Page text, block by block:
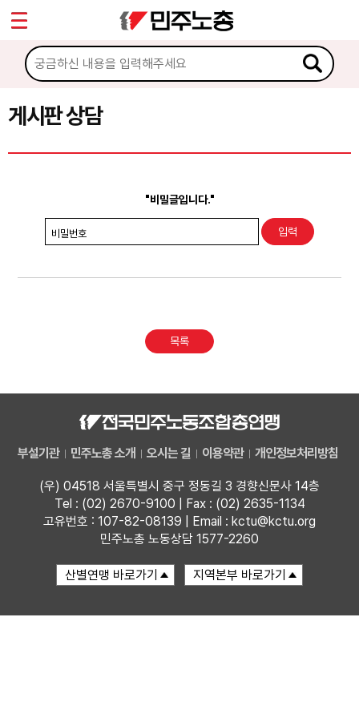
게시판 상담
"비밀글입니다."
비밀번호
목록
부설기관 민주노총 소개 오시는 길 이용약관 개인정보처리방침
(우) 04518 서울특별시 중구 정동길 3 경향신문사 14층
Tel : (02) 2670-9100 | Fax : (02) 2635-1134
고유번호 : 107-82-08139 | Email : kctu@kctu.org
민주노총 노동상담 1577-2260
마이페이지
소개
소식
노동상담
권리찾기수첩 검색
찾아보기
Sketchbook5, 스케치북5
Sketchbook5, 스케치북5